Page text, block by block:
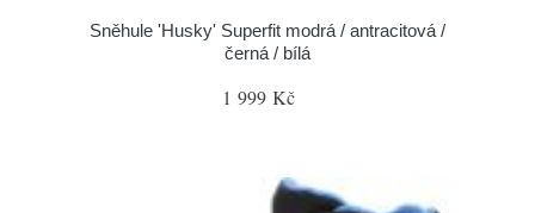
Sněhule 'Husky' Superfit modrá / antracitová /
černá / bílá
1 999 Kč